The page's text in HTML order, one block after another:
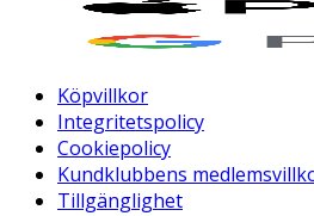
Köpvillkor
Integritetspolicy
Cookiepolicy
Kundklubbens
Tillgänglighet